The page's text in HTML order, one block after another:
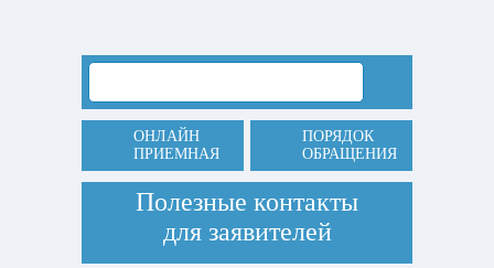
ОНЛАЙН
ПРИЕМНАЯ
ПОРЯДОК
ОБРАЩЕНИЯ
Полезные контакты
для заявителей